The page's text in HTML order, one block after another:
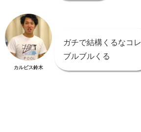
カルピス鈴木
ガチで結構くるなコレ
ブルブルくる